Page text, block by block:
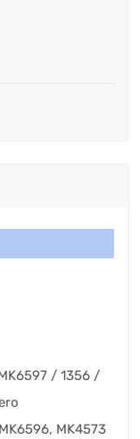
/ 1356 /
MK4573